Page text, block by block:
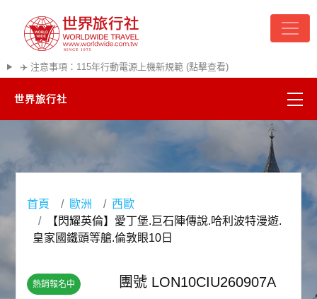
✈️ 注意事項：115年行動電源上機新規範 (點擊查看)
世界旅行社
熱門韓國
超夯日本
遊輪河輪
首頁 歐洲
西歐
【閃耀英倫】愛丁堡.巨石陣傳說.哈利波特漫遊.
皇家國鐵頭等艙.倫敦眼10日
熱銷報名中 團號 LON10CIU260907A